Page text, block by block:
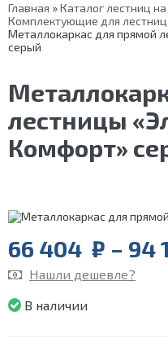
Главная »Каталог лестниц
Комплектующие для лестниц
Металлокаркас для прямой
серый
лестницы
Комфорт»
66 404 ₽ – 94
Нашли дешевле?
В наличии